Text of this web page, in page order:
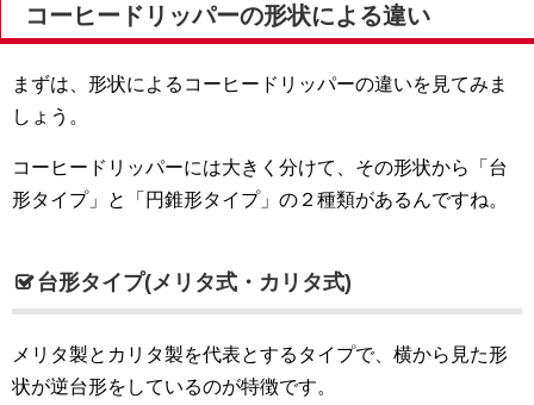
コーヒードリッパーの形状による違い
まずは、形状によるコーヒードリッパーの違いを見てみま
しょう。
コーヒードリッパーには大きく分けて、その形状から「台
形タイプ」と「円錐形タイプ」の２種類があるんですね。
台形タイプ(メリタ式・カリタ式)
メリタ製とカリタ製を代表とするタイプで、横から見た形
状が逆台形をしているのが特徴です。